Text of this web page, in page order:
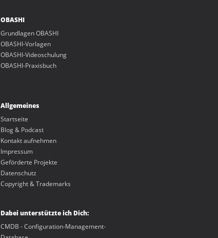
OBASHI
Grundlagen OBASHI
OBASHI-Vorlagen
OBASHI-Videoschulung
OBASHI-Praxisbuch
Allgemeines
Startseite
Blog & Podcast
Kontakt aufnehmen
Impressum
Geförderte Projekte
Datenschutz
Copyright & Trademarks
Dabei unterstützte ich Dich:
CMDB - Configuration-Management-